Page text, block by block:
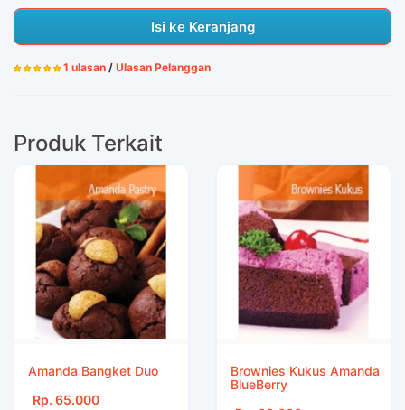
Isi ke Keranjang
1 ulasan / Ulasan Pelanggan
Produk Terkait
Amanda Bangket Duo
Rp. 65.000
Brownies Kukus Amanda
BlueBerry